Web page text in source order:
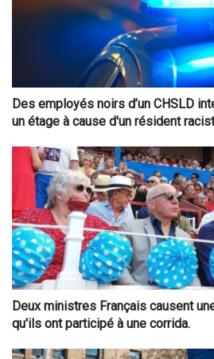
Des employés noirs d’un CHSLD
un étage à cause d'un résident
Deux ministres Français causent
qu'ils ont participé à une corrida.